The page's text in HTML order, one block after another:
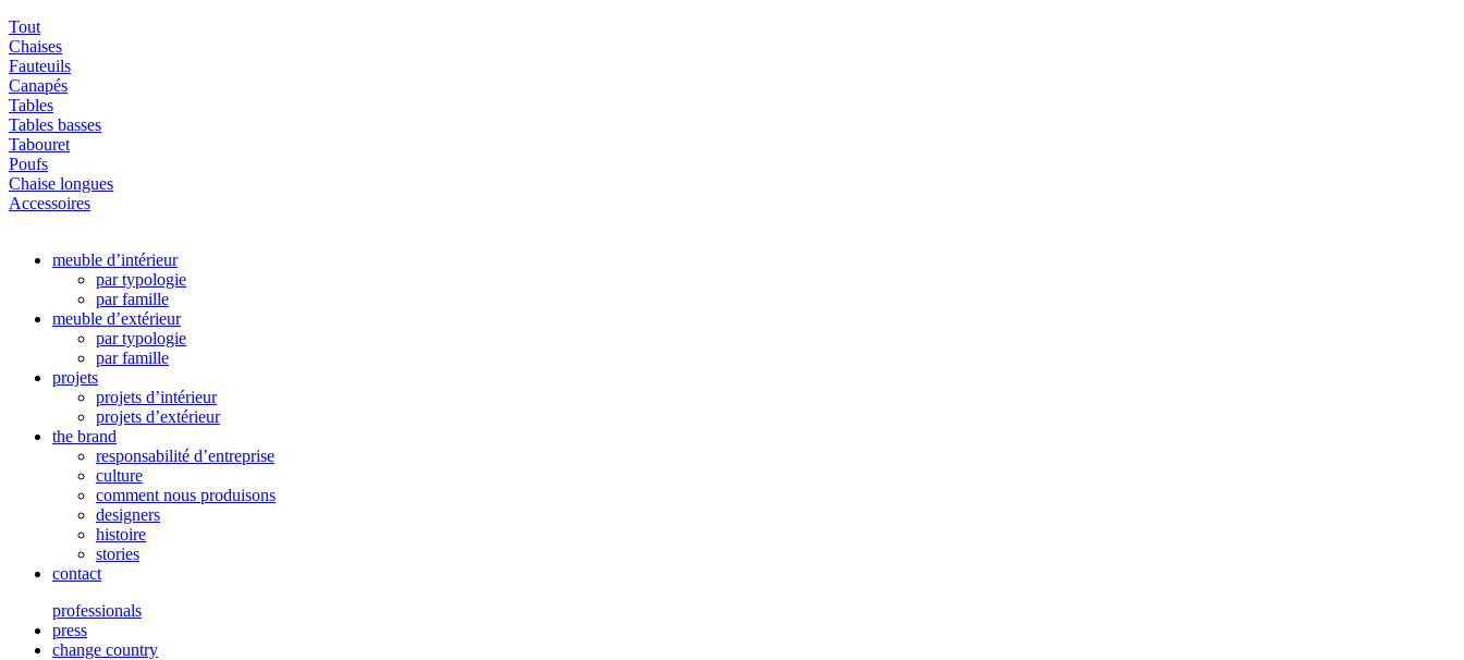
Tout
Chaises
Fauteuils
Canapés
Tables
Tables basses
Tabouret
Poufs
Chaise longues
Accessoires
meuble d’intérieur
par typologie
par famille
meuble d’extérieur
par typologie
par famille
projets
projets d’intérieur
projets d’extérieur
the brand
responsabilité d’entreprise
culture
comment nous produisons
designers
histoire
stories
contact
professionals
press
change country